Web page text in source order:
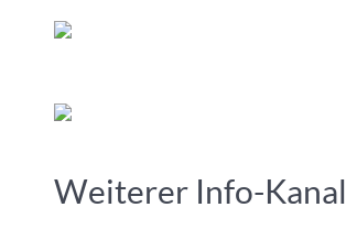
Weiterer Info-Kanal